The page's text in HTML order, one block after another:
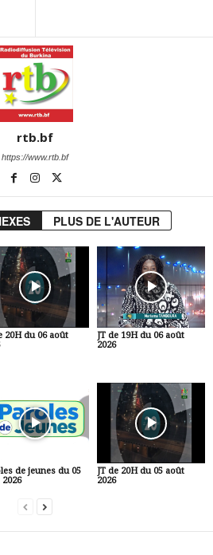
rtb.bf
https://www.rtb.bf
PLUS DE L'AUTEUR
20H du 06 août
JT de 19H du 06 août
2026
de jeunes du 05
JT de 20H du 05 août
2026